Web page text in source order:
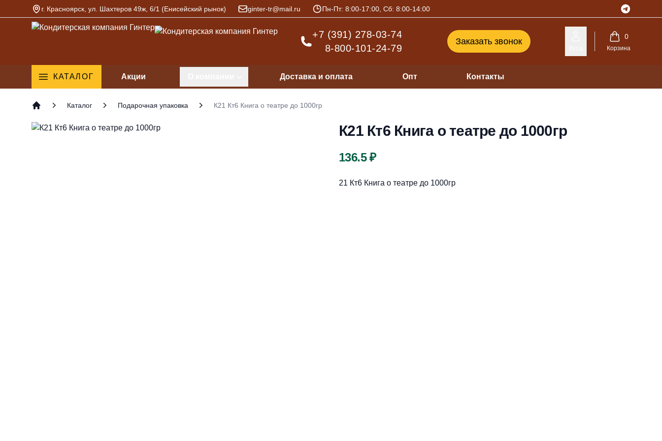
г. Красноярск, ул. Шахтеров 49ж, 6/1 (Енисейский рынок) ginter-tr@mail.ru Пн-Пт: 8:00-17:00, Сб: 8:00-14:00 Telegram
+7 (391) 278-03-74
8-800-101-24-79
Заказать звонок 0
Корзина
КАТАЛОГ Акции Доставка и оплата Опт Контакты
Каталог Подарочная упаковка К21 Кт6 Книга о театре до 1000гр
К21 Кт6 Книга о театре до 1000гр
136.5 ₽
Описание
21 Кт6 Книга о театре до 1000гр